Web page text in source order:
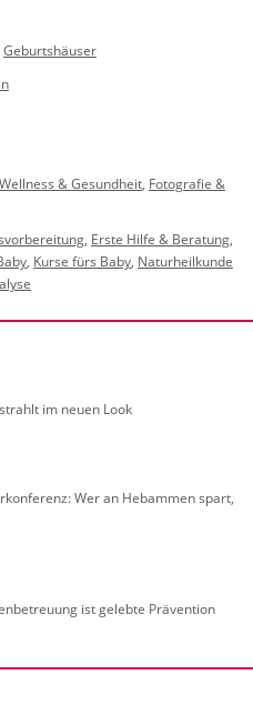
Geburtshäuser
Wellness & Gesundheit, Fotografie &
, Erste Hilfe & Beratung,
, Kurse fürs Baby, Naturheilkunde
im neuen Look
Wer an Heb­am­men spart,
ist ge­leb­te Prä­ven­ti­on